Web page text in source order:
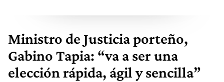
Ministro de Justicia porteño,
Gabino Tapia: “va a ser una
elección rápida, ágil y sencilla”